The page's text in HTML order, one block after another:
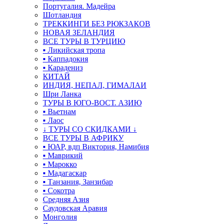
Португалия. Мадейра
Шотландия
ТРЕККИНГИ БЕЗ РЮКЗАКОВ
НОВАЯ ЗЕЛАНДИЯ
ВСЕ ТУРЫ В ТУРЦИЮ
▪ Ликийская тропа
▪ Каппадокия
▪ Карадениз
КИТАЙ
ИНДИЯ, НЕПАЛ, ГИМАЛАИ
Шри Ланка
ТУРЫ В ЮГО-ВОСТ. АЗИЮ
▪ Вьетнам
▪ Лаос
↓ ТУРЫ СО СКИДКАМИ ↓
ВСЕ ТУРЫ В АФРИКУ
▪ ЮАР, вдп Виктория, Намибия
▪ Маврикий
▪ Марокко
▪ Мадагаскар
▪ Танзания, Занзибар
▪ Сокотра
Средняя Азия
Саудовская Аравия
Монголия